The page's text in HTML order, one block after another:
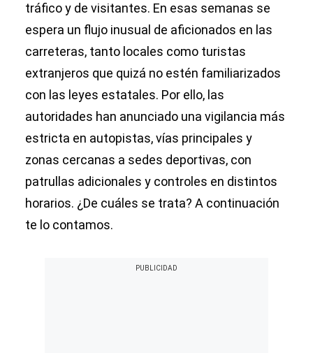
tráfico y de visitantes. En esas semanas se
espera un flujo inusual de aficionados en las
carreteras, tanto locales como turistas
extranjeros que quizá no estén familiarizados
con las leyes estatales. Por ello, las
autoridades han anunciado una vigilancia más
estricta en autopistas, vías principales y
zonas cercanas a sedes deportivas, con
patrullas adicionales y controles en distintos
horarios. ¿De cuáles se trata? A continuación
te lo contamos.